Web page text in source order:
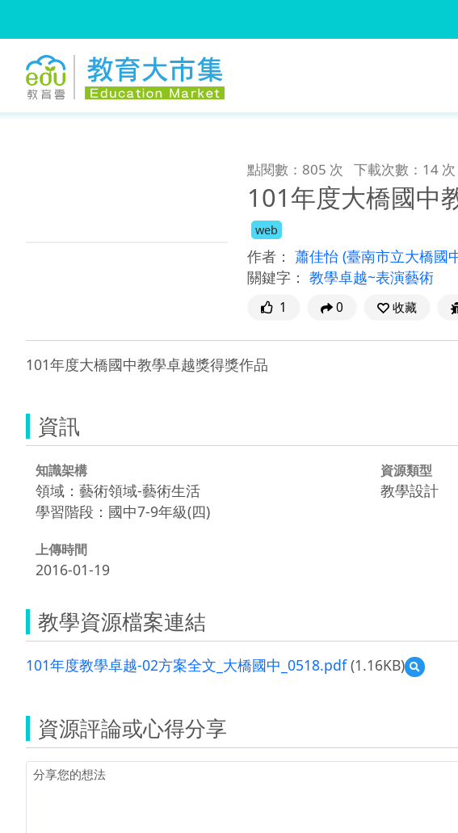
點閱數：805 次 下載次數：14 次
101年度大橋國中
web
作者： 蕭佳怡 (臺南市立大橋國
關鍵字： 教學卓越~表演藝術
1 0 收藏
101年度大橋國中教學卓越獎得獎作品
資訊
知識架構
領域：藝術領域-藝術生活
學習階段：國中7-9年級(四)
資源類型
教學設計
上傳時間
2016-01-19
教學資源檔案連結
101年度教學卓越-02方案全文_大橋國中_0518.pdf(1.16KB)
預
覽
學
資源評論或心得分享